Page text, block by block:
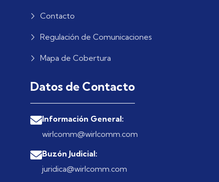
Contacto
Regulación de Comunicaciones
Mapa de Cobertura
Datos de Contacto
Información General:
wirlcomm@wirlcomm.com
Buzón Judicial:
juridica@wirlcomm.com